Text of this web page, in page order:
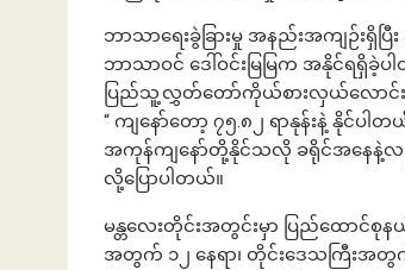
ဘာသာရေးခွဲခြားမှု အနည်းအကျဉ်း
ဘာသာဝင် ဒေါ်ဝင်းမြမြက အနိုင်ရ
ပြည်သူ့လွှတ်တော်ကိုယ်စားလှယ်လောင်း
“ ကျနော်တော့ ၇၅.၈၂ ရာနုန်းနဲ့ နိုင်ပ
အကုန်ကျနော်တို့နိုင်သလို ခရိုင်အနေနဲ့လ
လို့ပြောပါတယ်။
မန္တလေးတိုင်းအတွင်းမှာ ပြည်ထောင်
အတွက် ၁၂ နေရာ၊ တိုင်းဒေသကြီးအ